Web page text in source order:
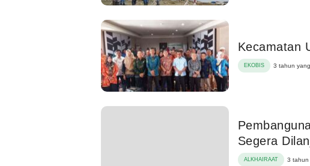
Kecamatan
EKOBIS 3 tahun
Segera
ALKHAIRAAT 3 tahun